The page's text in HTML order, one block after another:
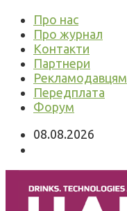
Про нас
Про журнал
Контакти
Партнери
Рекламодавцям
Передплата
Форум
08.08.2026